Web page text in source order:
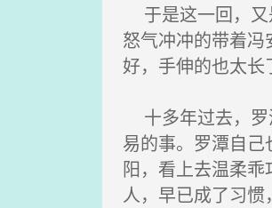
于是这一回，又
怒气冲冲的带着
好，手伸的也太长
十多年过去，罗
易的事。罗潭自
阳，看上去温柔
人，早已成了习惯